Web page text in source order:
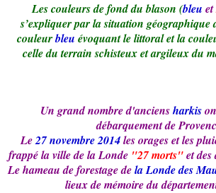
Les couleurs de fond du blason (bleu et
s’expliquer par la situation géographique
couleurbleu évoquant le littoral et la
celle du terrain schisteux et argileux du
Un grand nombre d'anciensharkis
débarquement de
Le27 novembre 2014les orages et les
frappé la ville de la Londe "27 morts"et
Le hameau de forestage dela Londe des
lieux de mémoire du